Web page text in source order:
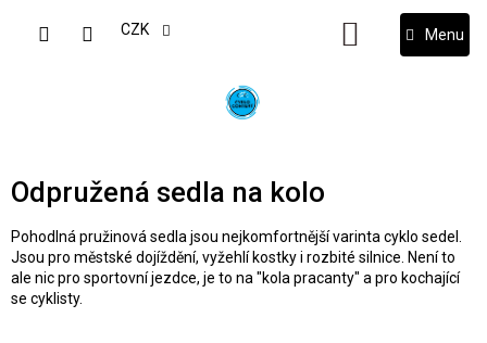
CZK
NÁKUPNÍ
KOŠÍK
Odpružená sedla na kolo
Pohodlná pružinová sedla jsou nejkomfortnější varinta cyklo sedel.
Jsou pro městské dojíždění, vyžehlí kostky i rozbité silnice. Není to
ale nic pro sportovní jezdce, je to na "kola pracanty" a pro kochající
se cyklisty.